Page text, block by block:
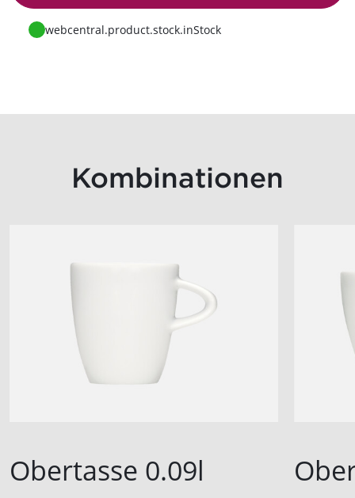
Zur Anfrage
webcentral.product.stock.inStock
Kombinationen
Obertasse 0.09l